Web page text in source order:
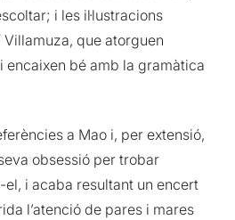
i les il·lustracions
que atorguen
encaixen bé amb la gramàtica
a Mao i, per extensió,
obsessió per trobar
el, i acaba resultant un encert
l’atenció de pares i mares